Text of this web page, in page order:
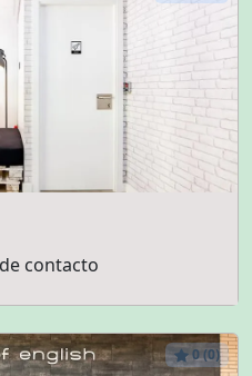
contacto
0 (0)